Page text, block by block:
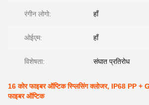
रंगीन लोगो: हाँ
ओईएम: हाँ
विशेषता: संघात प्रतिरोध
16 कोर फाइबर ऑप्टिक स्प्लिसिंग क्लोजर, IP68 PP +
फाइबर ऑप्टिक